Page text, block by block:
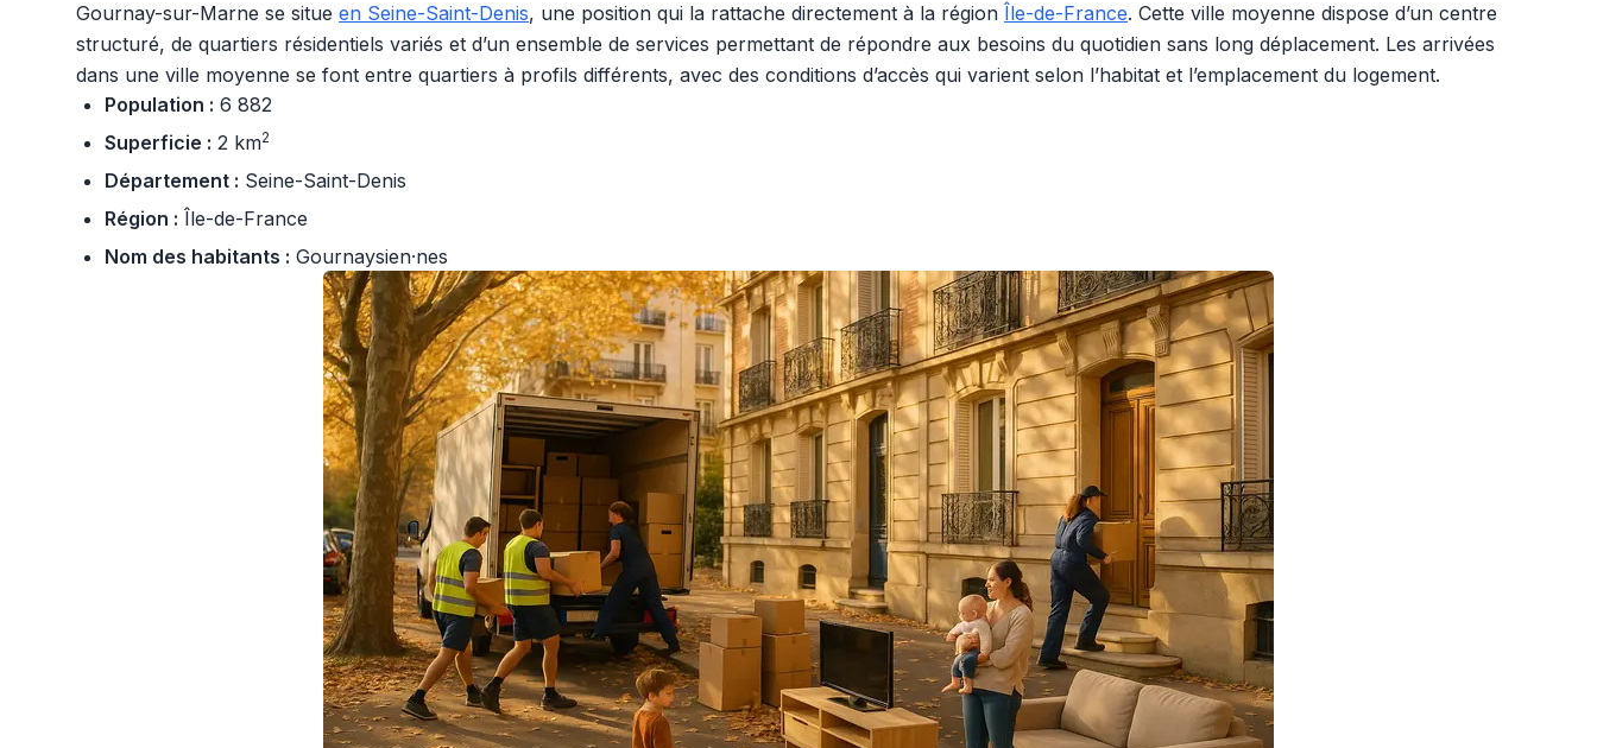
Gournay-sur-Marne se situe en Seine-Saint-Denis, une position qui la rattache directement à la région Île-de-France. Cette ville moyenne dispose d’un centre
structuré, de quartiers résidentiels variés et d’un ensemble de services permettant de répondre aux besoins du quotidien sans long déplacement. Les arrivées
dans une ville moyenne se font entre quartiers à profils différents, avec des conditions d’accès qui varient selon l’habitat et l’emplacement du logement.
Population : 6 882
Superficie : 2 km2
Département : Seine-Saint-Denis
Région : Île-de-France
Nom des habitants : Gournaysien·nes